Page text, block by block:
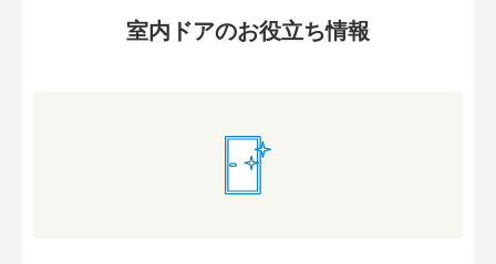
室内ドアのお役立ち情報